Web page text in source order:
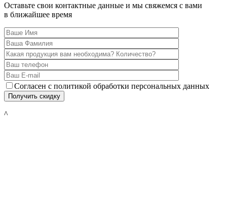
Оставьте свои контактные данные и мы свяжемся с вами
в ближайшее время
Согласен с политикой обработки персональных данных
^